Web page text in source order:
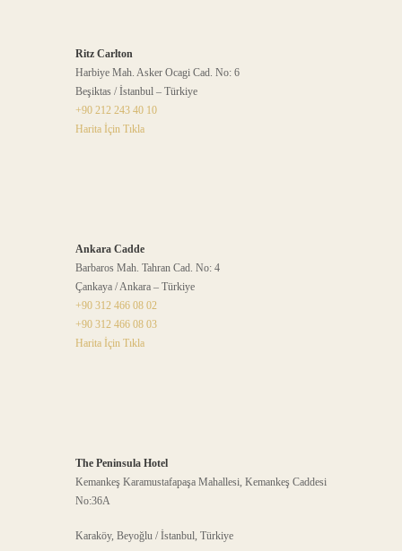
Ritz Carlton
Harbiye Mah. Asker Ocagi Cad. No: 6
Beşiktas / İstanbul – Türkiye
+90 212 243 40 10
Harita İçin Tıkla
Ankara Cadde
Barbaros Mah. Tahran Cad. No: 4
Çankaya / Ankara – Türkiye
+90 312 466 08 02
+90 312 466 08 03
Harita İçin Tıkla
The Peninsula Hotel
Kemankeş Karamustafapaşa Mahallesi, Kemankeş Caddesi
No:36A
Karaköy, Beyoğlu / İstanbul, Türkiye